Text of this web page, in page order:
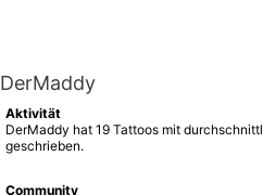
DerMaddy
Aktivität
DerMaddy hat 19 Tattoos mit
geschrieben.
Community